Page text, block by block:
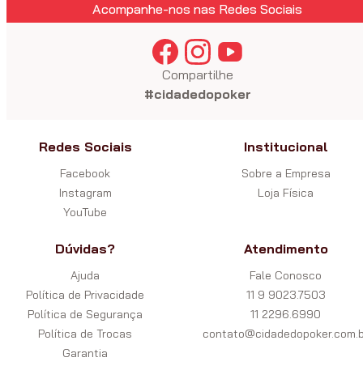
Acompanhe-nos nas Redes Sociais
Compartilhe
#cidadedopoker
Redes Sociais
Facebook
Instagram
YouTube
Institucional
Sobre a Empresa
Loja Física
Dúvidas?
Ajuda
Política de Privacidade
Política de Segurança
Política de Trocas
Garantia
Atendimento
Fale Conosco
11 9 9023.7503
11 2296.6990